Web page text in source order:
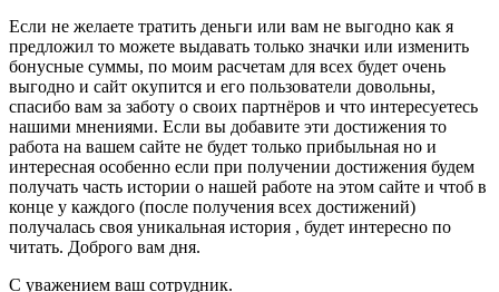
Если не желаете тратить деньги или вам не выгодно как я
предложил то можете выдавать только значки или изменить
бонусные суммы, по моим расчетам для всех будет очень
выгодно и сайт окупится и его пользователи довольны,
спасибо вам за заботу о своих партнёров и что интересуетесь
нашими мнениями. Если вы добавите эти достижения то
работа на вашем сайте не будет только прибыльная но и
интересная особенно если при получении достижения будем
получать часть истории о нашей работе на этом сайте и чтоб в
конце у каждого (после получения всех достижений)
получалась своя уникальная история , будет интересно по
читать. Доброго вам дня.
С уважением ваш сотрудник.